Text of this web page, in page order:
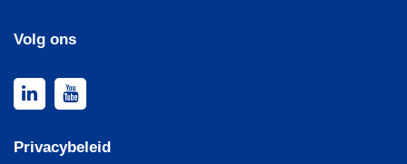
Volg ons
Privacybeleid